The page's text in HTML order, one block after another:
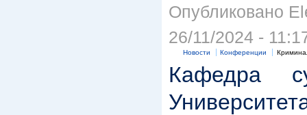
Опубликовано
26/11/2024 -
Новости Конференции
Кафедра